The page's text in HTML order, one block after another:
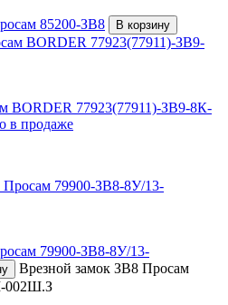
85200-ЗВ8
В корзину
BORDER 77923(77911)-ЗВ9-8К-
в продаже
79900-ЗВ8-8У/13-
Врезной замок ЗВ8 Просам
002Ш.З